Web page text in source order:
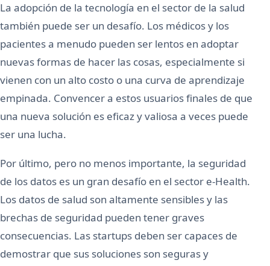
La adopción de la tecnología en el sector de la salud
también puede ser un desafío. Los médicos y los
pacientes a menudo pueden ser lentos en adoptar
nuevas formas de hacer las cosas, especialmente si
vienen con un alto costo o una curva de aprendizaje
empinada. Convencer a estos usuarios finales de que
una nueva solución es eficaz y valiosa a veces puede
ser una lucha.
Por último, pero no menos importante, la seguridad
de los datos es un gran desafío en el sector e-Health.
Los datos de salud son altamente sensibles y las
brechas de seguridad pueden tener graves
consecuencias. Las startups deben ser capaces de
demostrar que sus soluciones son seguras y